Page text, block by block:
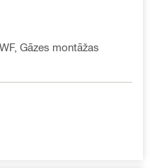
Gāzes montāžas